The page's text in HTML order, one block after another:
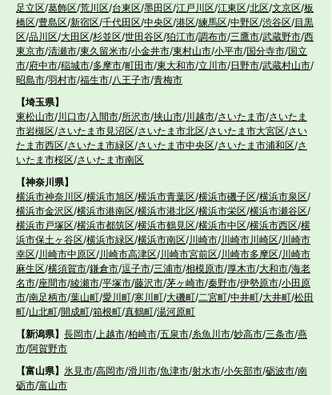
足立区/葛飾区/荒川区/台東区/墨田区/江戸川区/江東区/北区/文京区/板
橋区/豊島区/新宿区/千代田区/中央区/港区/練馬区/中野区/渋谷区/目黒
区/品川区/大田区/杉並区/世田谷区/狛江市/調布市/三鷹市/武蔵野市/西
東京市/清瀬市/東久留米市/小金井市/東村山市/小平市/国分寺市/国立
市/府中市/稲城市/多摩市/町田市/東大和市/立川市/日野市/武蔵村山市/
昭島市/羽村市/福生市/八王子市/青梅市
【埼玉県】
東松山市/川口市/ 入間市/所沢市/挟山市/川越市/さいたま市/さいたま
市岩槻区/さいたま市見沼区/さいたま市北区/さいたま市大宮区/さい
たま市西区/さいたま市緑区/さいたま市中央区/さいたま市浦和区/さ
いたま市桜区/さいたま市南区
【神奈川県】
横浜市神奈川区/横浜市旭区/横浜市青葉区/横浜市磯子区/横浜市泉区/
横浜市金沢区/横浜市港南区/横浜市港北区/横浜市栄区/横浜市瀬谷区/
横浜市戸塚区/横浜市都筑区/横浜市鶴見区/横浜市中区/横浜市西区/横
浜市保土ヶ谷区/横浜市緑区/横浜市南区/川崎市/川崎市川崎区/川崎市
幸区/川崎市中原区/川崎市高津区/川崎市宮前区/川崎市多摩区/川崎市
麻生区/横須賀市/鎌倉市/逗子市/三浦市/相模原市/厚木市/大和市/海老
名市/座間市/綾瀬市/平塚市/藤沢市/茅ヶ崎市/秦野市/伊勢原市/小田原
市/南足柄市/葉山町/愛川町/寒川町/大磯町/二宮町/中井町/大井町/松田
町/山北町/開成町/箱根町/真鶴町/湯河原町
【新潟県】 長岡市/ 上越市/柏崎市/五泉市/糸魚川市/妙高市/三条市/燕
市/阿賀野市
【富山県】 氷見市/高岡市/滑川市/魚津市/射水市/小矢部市/砺波市/南
砺市/富山市